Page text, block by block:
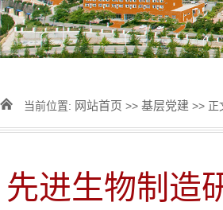
当前位置: 网站首页 >> 基层党建 >> 正
先进生物制造